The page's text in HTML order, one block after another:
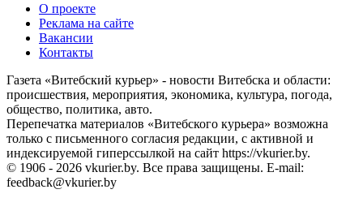
О проекте
Реклама на сайте
Вакансии
Контакты
Газета «Витебский курьер» - новости Витебска и области:
происшествия, мероприятия, экономика, культура, погода,
общество, политика, авто.
Перепечатка материалов «Витебского курьера» возможна
только с письменного согласия редакции, с активной и
индексируемой гиперссылкой на сайт https://vkurier.by.
© 1906 - 2026 vkurier.by. Все права защищены. E-mail:
feedback@vkurier.by